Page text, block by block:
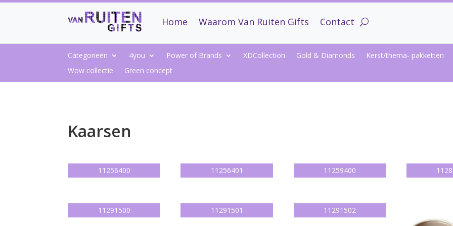
Home Waarom Van Ruiten Gifts Contact
Categorieën 4you Power of Brands XDCollection Gold & Diamonds
Kerst/thema- pakketten
Wow collectie
Green concept
Kaarsen
11256400 11256401 11259400
11291500 11291501 11291502